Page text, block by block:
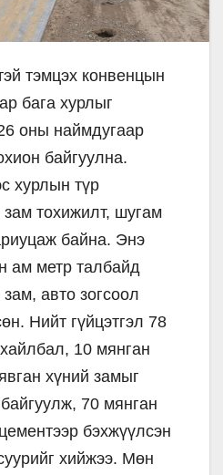
тэмцэх конвенцын
бага хурлыг
оны наймдугаар
байгуулна.
хурлын түр
тохижилт, шугам
байна. Энэ
ам метр талбайд
авто зогсоол
Нийт гүйцэтгэл 78
10 мянган
хүний замыг
70 мянган
бэхжүүлсэн
хийжээ. Мөн